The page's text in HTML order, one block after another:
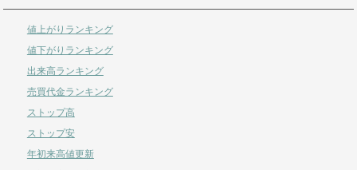
値上がりランキング
値下がりランキング
出来高ランキング
売買代金ランキング
ストップ高
ストップ安
年初来高値更新